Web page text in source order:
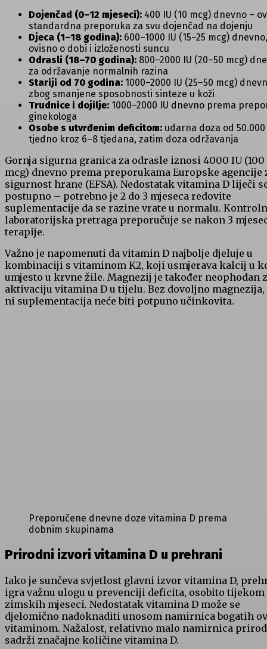
Dojenčad (0–12 mjeseci): 400 IU (10 mcg) dnevno –
standardna preporuka za svu dojenčad na dojenju
Djeca (1–18 godina): 600–1000 IU (15–25 mcg) dnevno,
ovisno o dobi i izloženosti suncu
Odrasli (18–70 godina): 800–2000 IU (20–50 mcg)
za održavanje normalnih razina
Stariji od 70 godina: 1000–2000 IU (25–50 mcg)
zbog smanjene sposobnosti sinteze u koži
Trudnice i dojilje: 1000–2000 IU dnevno prema
ginekologa
Osobe s utvrđenim deficitom: udarna doza od 50.000
tjedno kroz 6–8 tjedana, zatim doza održavanja
Gornja sigurna granica za odrasle iznosi 4000 IU (100
mcg) dnevno prema preporukama Europske agencije
sigurnost hrane (EFSA). Nedostatak vitamina D liječi
postupno – potrebno je 2 do 3 mjeseca redovite
suplementacije da se razine vrate u normalu.
laboratorijska pretraga preporučuje se nakon 3
terapije.
Važno je napomenuti da vitamin D najbolje djeluje u
kombinaciji s vitaminom K2, koji usmjerava kalcij u
umjesto u krvne žile. Magnezij je također neophodan
aktivaciju vitamina D u tijelu. Bez dovoljno magnezija,
ni suplementacija neće biti potpuno učinkovita.
Preporučene dnevne doze vitamina D prema
dobnim skupinama
Prirodni izvori vitamina D u prehrani
Iako je sunčeva svjetlost glavni izvor vitamina D,
igra važnu ulogu u prevenciji deficita, osobito tijekom
zimskih mjeseci. Nedostatak vitamina D može se
djelomično nadoknaditi unosom namirnica bogatih
vitaminom. Nažalost, relativno malo namirnica
sadrži značajne količine vitamina D.